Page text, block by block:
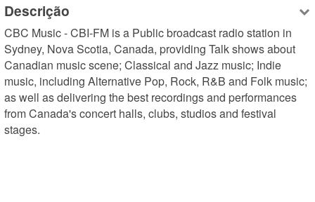
Descrição
CBC Music - CBI-FM is a Public broadcast radio station in
Sydney, Nova Scotia, Canada, providing Talk shows about
Canadian music scene; Classical and Jazz music; Indie
music, including Alternative Pop, Rock, R&B and Folk music;
as well as delivering the best recordings and performances
from Canada's concert halls, clubs, studios and festival
stages.